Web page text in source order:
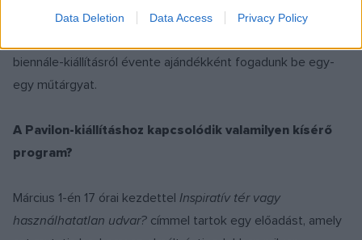
Data Deletion Data Access Privacy Policy
képzőművészetnek. A gyűjteményezésnek ezt az ágát ma
biennále-kiállításról évente ajándékként fogadunk be egy-
egy műtárgyat.
A Pavilon-kiállításhoz kapcsolódik valamilyen kísérő
program?
Március 1-én 17 órai kezdettel Inspiratív tér vagy
használhatatlan udvar? címmel tartok egy előadást, amely